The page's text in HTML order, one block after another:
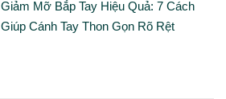
Giảm Mỡ Bắp Tay Hiệu Quả: 7 Cách
Giúp Cánh Tay Thon Gọn Rõ Rệt